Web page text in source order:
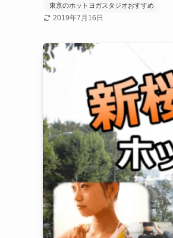
東京のホットヨガスタジオおすすめ
2019年7月16日